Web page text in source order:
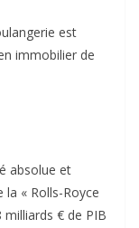
est
immobilier de
absolue et
la « Rolls-Royce
€ de PIB